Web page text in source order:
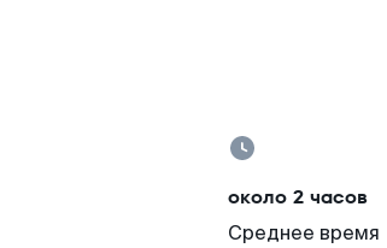
около 2 часов
Среднее время